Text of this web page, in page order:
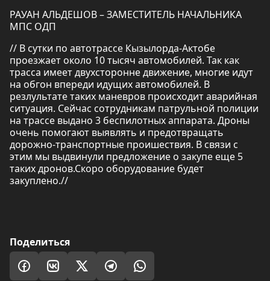
РАУАН АЛЬДЕШОВ – ЗАМЕСТИТЕЛЬ НАЧАЛЬНИКА
МПС ОДП
// В сутки по автотрассе Кызылорда-Актобе
проезжает около 10 тысяч автомобилей. Так как
трасса имеет двухсторонне движение, многие идут
на обгон впереди идущих автомобилей. В
резлультате таких маневров происходит аварийная
ситуация. Сейчас сотрудникам патрульной полиции
на трассе выдано 3 беспилотных аппарата. Дроны
очень помогают выявлять и предотвращать
дорожно-транспортные проишествия. В связи с
этим мы выдвинули предложение о закупе еще 5
таких дронов.Скоро оборудование будет
закуплено.//
Поделиться